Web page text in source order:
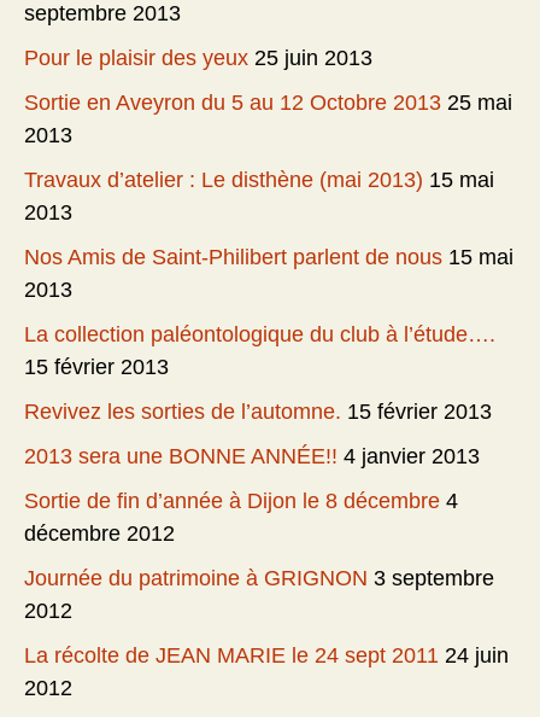
septembre 2013
Pour le plaisir des yeux 25 juin 2013
Sortie en Aveyron du 5 au 12 Octobre 2013 25 mai
2013
Travaux d’atelier : Le disthène (mai 2013) 15 mai
2013
Nos Amis de Saint-Philibert parlent de nous 15 mai
2013
La collection paléontologique du club à l’étude….
15 février 2013
Revivez les sorties de l’automne. 15 février 2013
2013 sera une BONNE ANNÉE!! 4 janvier 2013
Sortie de fin d’année à Dijon le 8 décembre 4
décembre 2012
Journée du patrimoine à GRIGNON 3 septembre
2012
La récolte de JEAN MARIE le 24 sept 2011 24 juin
2012